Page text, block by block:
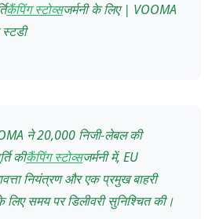
कैंपिंग स्टोव्सजर्मनी के लिए | VOOMA
ने 20,000 निजी-लेबल की
कीकैंपिंग स्टोव्सजर्मनी में, EU
नियंत्रण और एक प्रमुख बाहरी
समय पर डिलीवरी सुनिश्चित की।